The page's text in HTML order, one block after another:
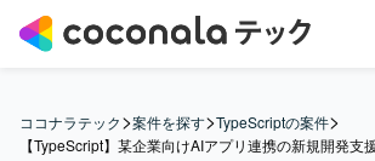
ココナラテック>案件を探す>TypeScriptの案件>
【TypeScript】某企業向けAIアプリ連携の新規開発支